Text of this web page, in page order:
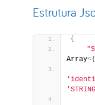
Estrutura
{
Array<{